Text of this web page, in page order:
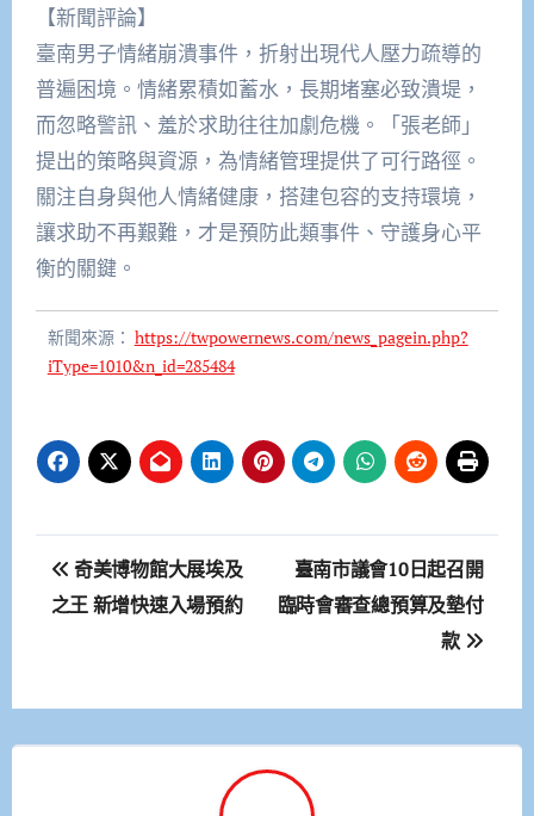
【新聞評論】
臺南男子情緒崩潰事件，折射出現代人壓力疏導的
普遍困境。情緒累積如蓄水，長期堵塞必致潰堤，
而忽略警訊、羞於求助往往加劇危機。「張老師」
提出的策略與資源，為情緒管理提供了可行路徑。
關注自身與他人情緒健康，搭建包容的支持環境，
讓求助不再艱難，才是預防此類事件、守護身心平
衡的關鍵。
新聞來源： https://twpowernews.com/news_pagein.php?
iType=1010&n_id=285484
文
章
覽
奇美博物館大展埃及
之王 新增快速入場預約
臺南市議會10日起召開
臨時會審查總預算及墊付
款